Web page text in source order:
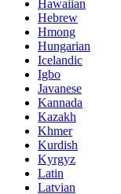
Hawaiian
Hebrew
Hmong
Hungarian
Icelandic
Igbo
Javanese
Kannada
Kazakh
Khmer
Kurdish
Kyrgyz
Latin
Latvian